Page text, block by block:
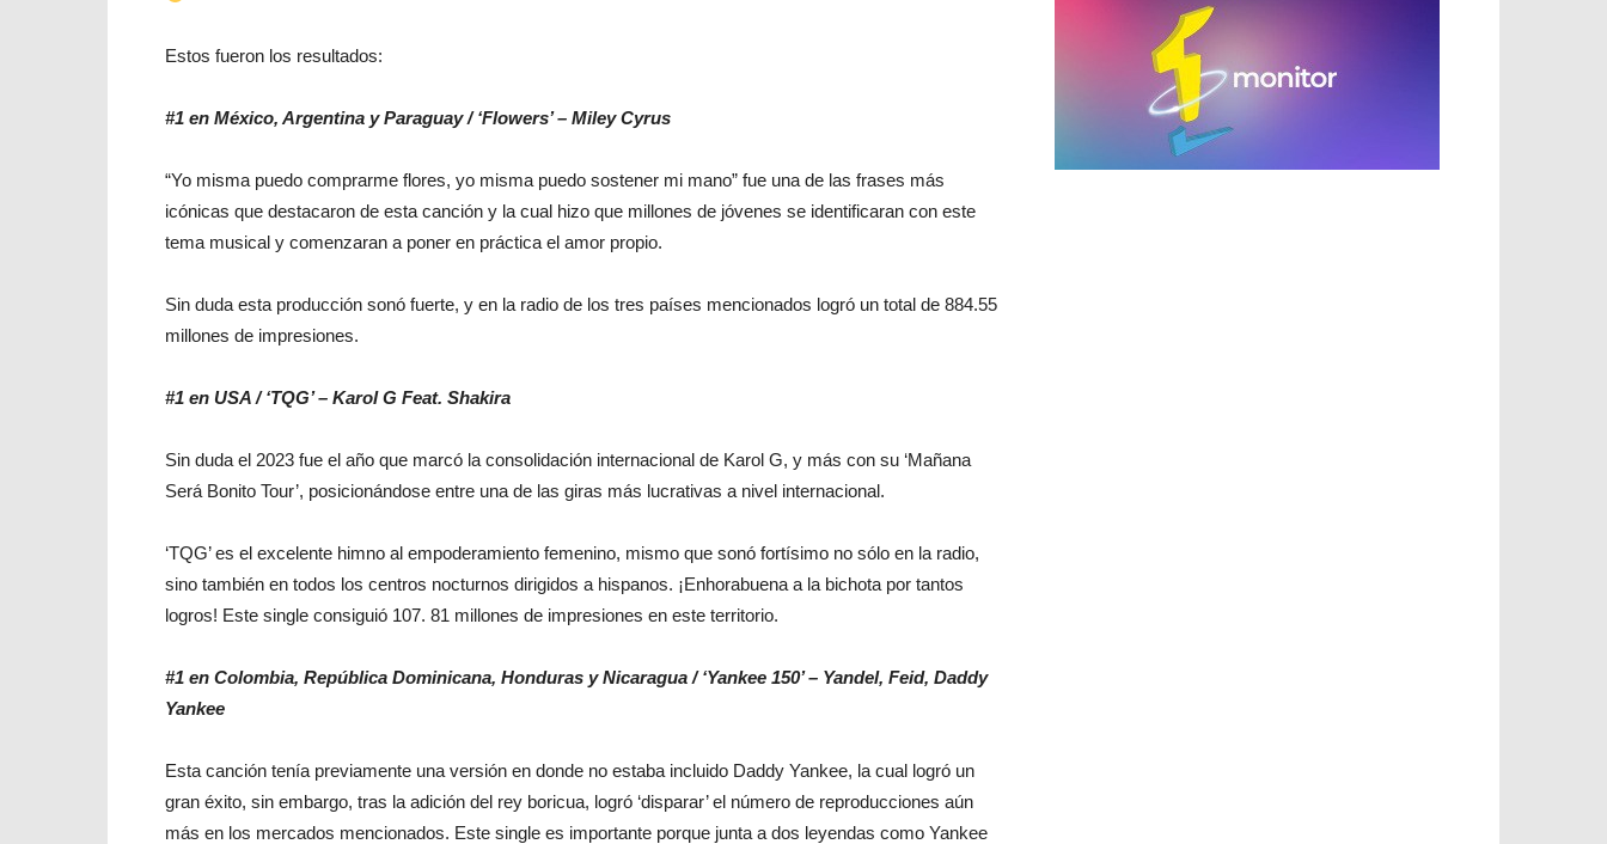
Estos fueron los resultados:
#1 en México, Argentina y Paraguay / ‘Flowers’ – Miley Cyrus
“Yo misma puedo comprarme flores, yo misma puedo sostener mi mano” fue una de las frases más
icónicas que destacaron de esta canción y la cual hizo que millones de jóvenes se identificaran con este
tema musical y comenzaran a poner en práctica el amor propio.
Sin duda esta producción sonó fuerte, y en la radio de los tres países mencionados logró un total de 884.55
millones de impresiones.
#1 en USA / ‘TQG’ – Karol G Feat. Shakira
Sin duda el 2023 fue el año que marcó la consolidación internacional de Karol G, y más con su ‘Mañana
Será Bonito Tour’, posicionándose entre una de las giras más lucrativas a nivel internacional.
‘TQG’ es el excelente himno al empoderamiento femenino, mismo que sonó fortísimo no sólo en la radio,
sino también en todos los centros nocturnos dirigidos a hispanos. ¡Enhorabuena a la bichota por tantos
logros! Este single consiguió 107. 81 millones de impresiones en este territorio.
#1 en Colombia, República Dominicana, Honduras y Nicaragua / ‘Yankee 150’ – Yandel, Feid, Daddy
Yankee
Esta canción tenía previamente una versión en donde no estaba incluido Daddy Yankee, la cual logró un
gran éxito, sin embargo, tras la adición del rey boricua, logró ‘disparar’ el número de reproducciones aún
más en los mercados mencionados. Este single es importante porque junta a dos leyendas como Yankee